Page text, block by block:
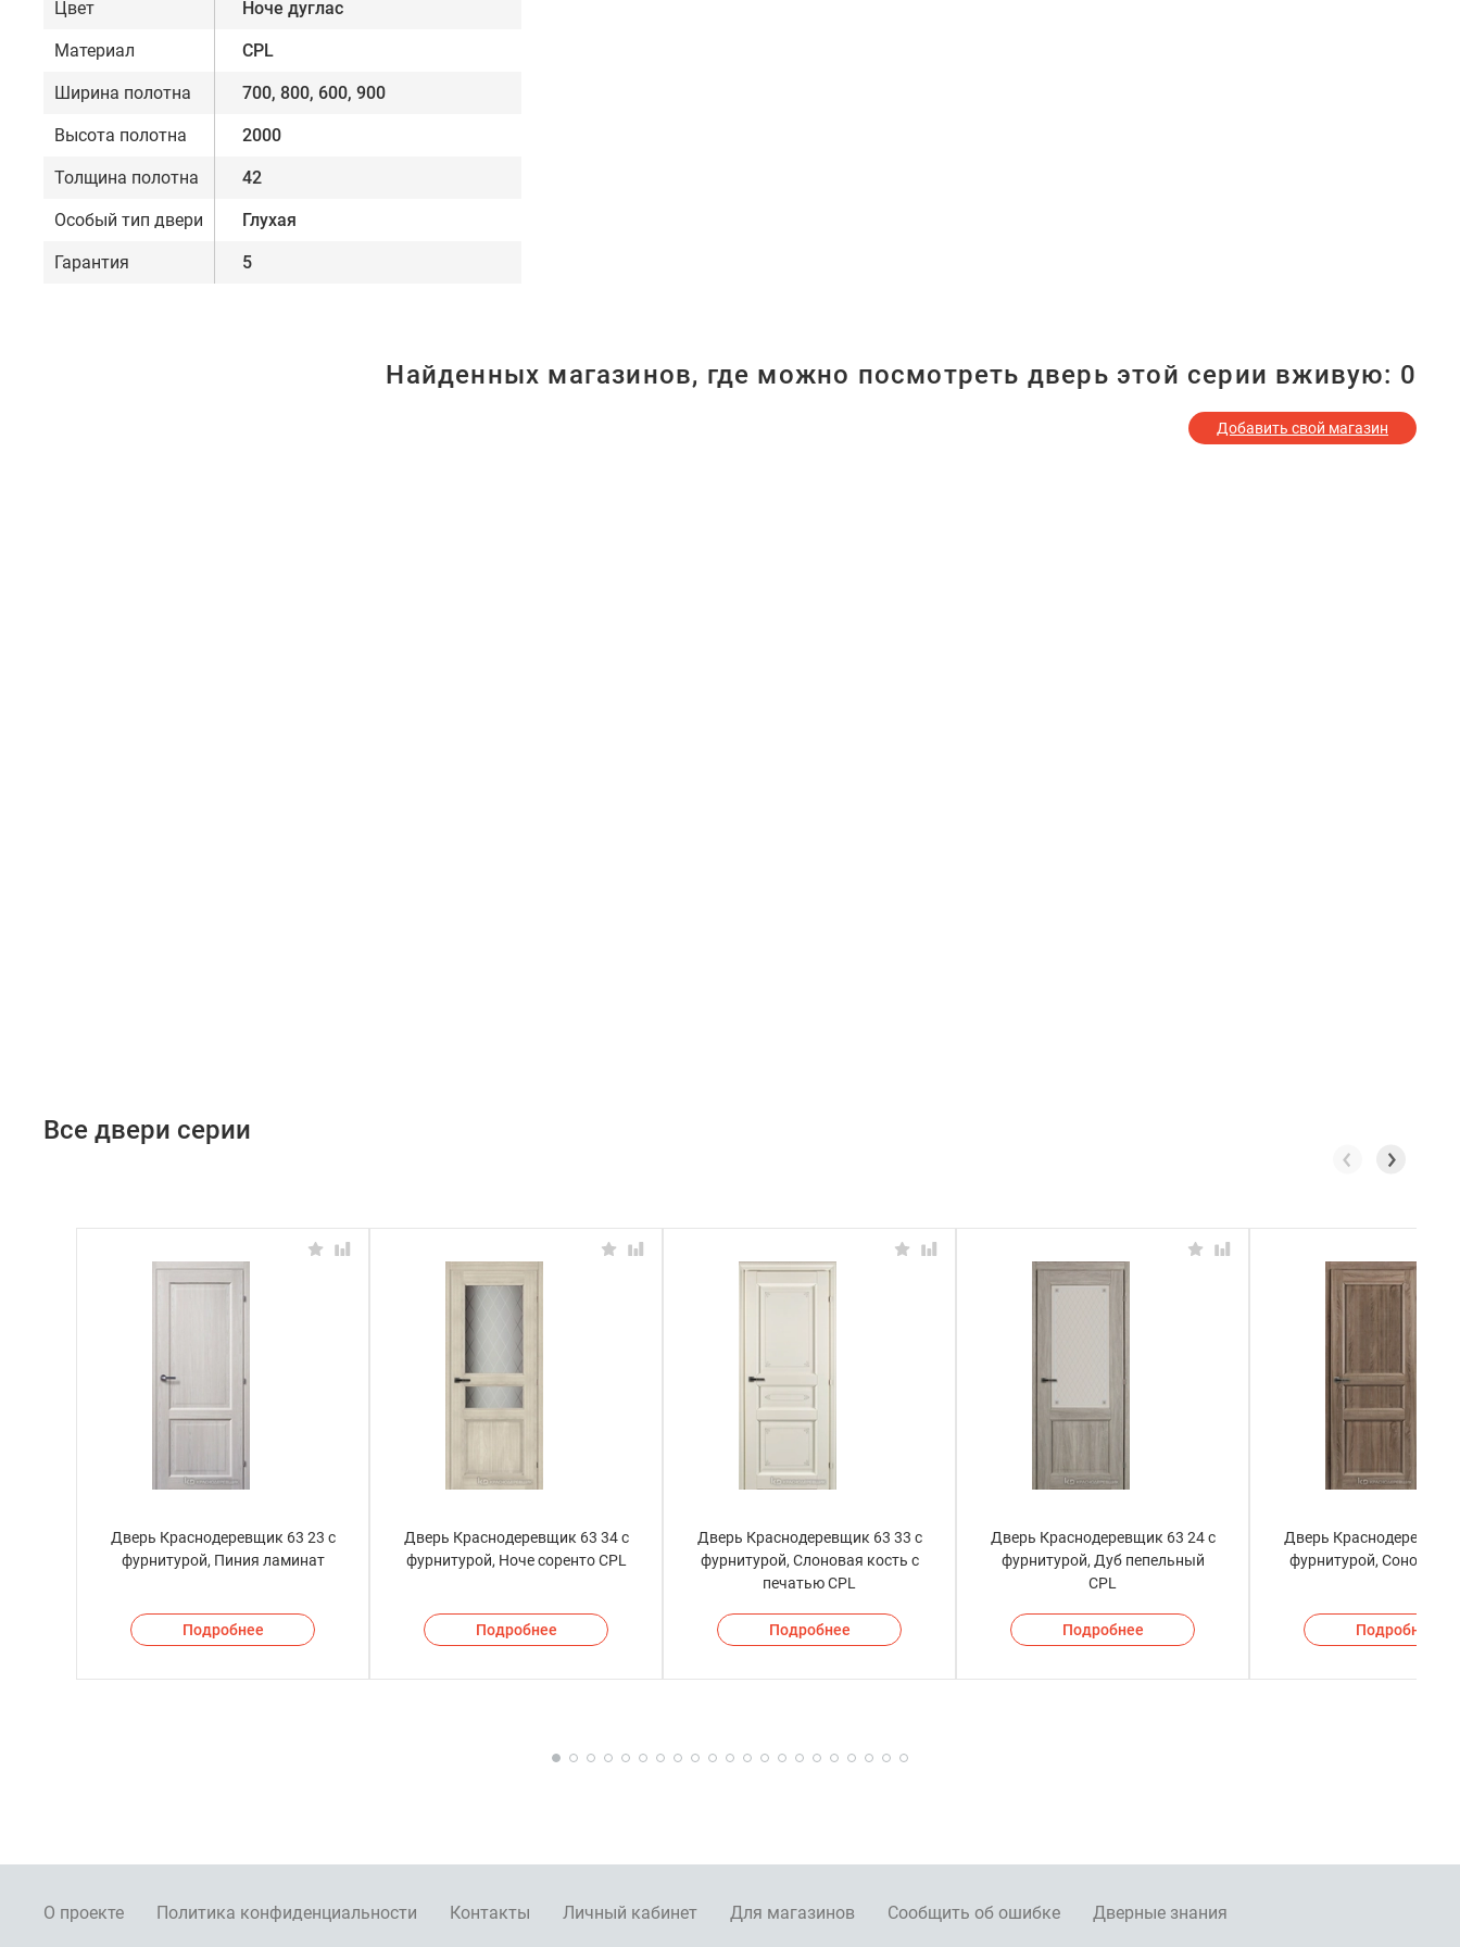
Цвет Ноче дуглас
Материал CPL
Ширина полотна 700, 800, 600, 900
Высота полотна 2000
Толщина полотна 42
Особый тип двери Глухая
Гарантия 5
Найденных магазинов, где можно посмотреть дверь этой серии вживую: 0
Добавить свой магазин
Все двери серии
Дверь Краснодеревщик 63 23 с
фурнитурой, Пиния ламинат
Подробнее
Дверь Краснодеревщик 63 34 с
фурнитурой, Ноче соренто CPL
Подробнее
Дверь Краснодеревщик 63 33 с
фурнитурой, Слоновая кость с
печатью CPL
Подробнее
Дверь Краснодеревщик 63 24 с
фурнитурой, Дуб пепельный
CPL
Подробнее
Дверь Краснодеревщик
фурнитурой, Сонома
Подробнее
О проекте Политика конфиденциальности Контакты Личный кабинет Для магазинов Сообщить об ошибке Дверные знания